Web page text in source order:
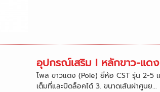
อุปกรณ์เสริม l หลักขาว-แด
โพล ขาวแดง (Pole) ยี่ห้อ CST รุ่น 2-5
เต็มที่และบิดล็อคได้ 3. ขนาดเส้นผ่าศูนย...